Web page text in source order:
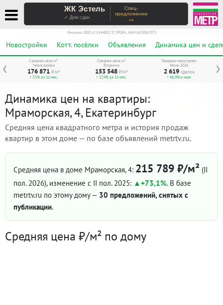
ЖК Эстель
✓ Дом сдан
Спец-
предложение
→
Реклама. ООО «СЗ ИНВЕСТСТРОЙ», ИНН 6678067973
Новостройки Котт. посёлки Объявления Динамика цен и
❮ ❯
Средняя цена м²
Новостройки
176 871 ₽/м²
↑ 7,5% за 12 мес.
Средняя цена м²
Вторичка
153 548 ₽/м²
↑ 17,9% за 12 мес.
Продажи новостроек
Июнь 2026
2 619 сделок
↑ 46,9% к маю
Динамика цен на квартиры:
Мраморская, 4, Екатеринбург
Средняя цена квадратного метра и история продаж
квартир в этом доме — по базе объявлений metrtv.ru.
Средняя цена в доме Мраморская, 4: 215 789 ₽/м² (II
пол. 2026), изменение с II пол. 2025: +73,1%. В базе
metrtv.ru по этому дому — 30 предложений, снятых с
публикации.
Средняя цена ₽/м² по дому